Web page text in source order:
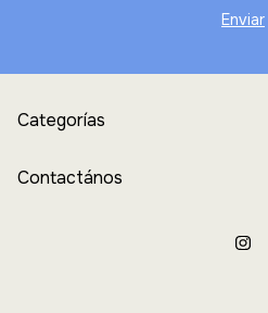
Categorías
Contactános